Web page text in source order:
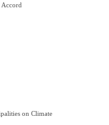
Accord
on Climate